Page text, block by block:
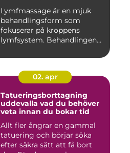
Lymfmassage är en mjuk
behandlingsform som
fokuserar på kroppens
lymfsystem. Behandlingen
02. apr
Tatueringsborttagning
uddevalla vad du behöver
veta innan du bokar tid
Allt fler ångrar en gammal
tatuering och börjar söka
efter säkra sätt att få bort